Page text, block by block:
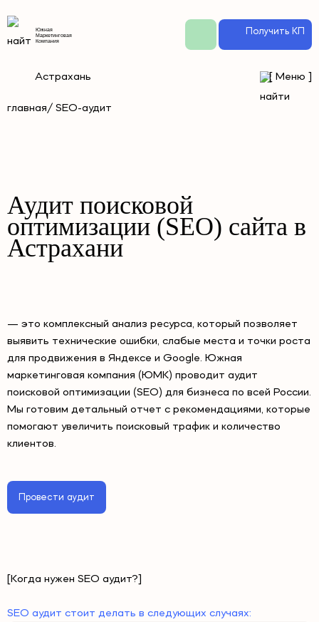
Южная
Маркетинговая
Компания
Получить КП
Астрахань [ Меню ]
главная/ SEO-аудит
Аудит поисковой
оптимизации (SEO) сайта в
Астрахани
— это комплексный анализ ресурса, который позволяет
выявить технические ошибки, слабые места и точки роста
для продвижения в Яндексе и Google. Южная
маркетинговая компания (ЮМК) проводит аудит
поисковой оптимизации (SEO) для бизнеса по всей России.
Мы готовим детальный отчет с рекомендациями, которые
помогают увеличить поисковый трафик и количество
клиентов.
Провести аудит
[Когда нужен SEO аудит?]
SEO аудит стоит делать в следующих случаях: